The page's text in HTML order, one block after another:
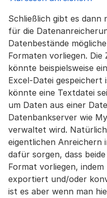
Schließlich gibt es dann
für die
Datenbestände
Formaten vorliegen.
könnte beispielsweise
Excel-Datei gespeichert
könnte eine Textdatei
um Daten aus einer
Datenbankserver wie
verwaltet wird.
eigentlichen Anreichern
dafür sorgen, dass
Format vorliegen, indem
exportiert und/oder
ist es aber wenn man